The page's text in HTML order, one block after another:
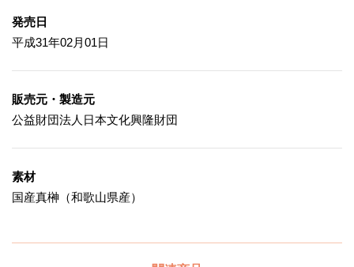
発売日
平成31年02月01日
販売元・製造元
公益財団法人日本文化興隆財団
素材
国産真榊（和歌山県産）